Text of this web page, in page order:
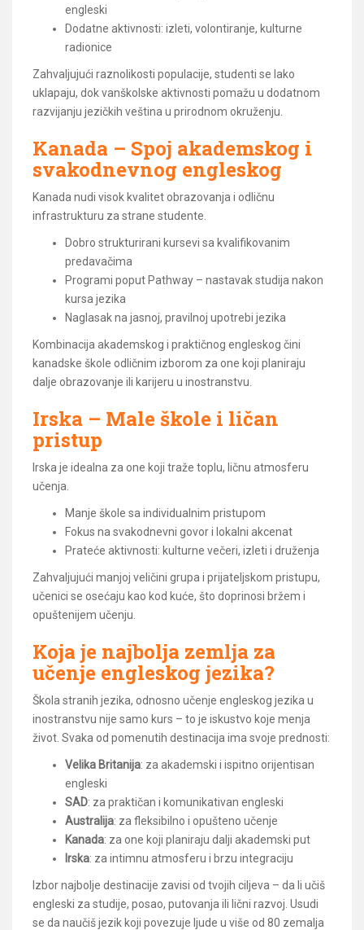
engleski
Dodatne aktivnosti: izleti, volontiranje, kulturne
radionice
Zahvaljujući raznolikosti populacije, studenti se lako
uklapaju, dok vanškolske aktivnosti pomažu u dodatnom
razvijanju jezičkih veština u prirodnom okruženju.
Kanada – Spoj akademskog i
svakodnevnog engleskog
Kanada nudi visok kvalitet obrazovanja i odličnu
infrastrukturu za strane studente.
Dobro strukturirani kursevi sa kvalifikovanim
predavačima
Programi poput Pathway – nastavak studija nakon
kursa jezika
Naglasak na jasnoj, pravilnoj upotrebi jezika
Kombinacija akademskog i praktičnog engleskog čini
kanadske škole odličnim izborom za one koji planiraju
dalje obrazovanje ili karijeru u inostranstvu.
Irska – Male škole i ličan
pristup
Irska je idealna za one koji traže toplu, ličnu atmosferu
učenja.
Manje škole sa individualnim pristupom
Fokus na svakodnevni govor i lokalni akcenat
Prateće aktivnosti: kulturne večeri, izleti i druženja
Zahvaljujući manjoj veličini grupa i prijateljskom pristupu,
učenici se osećaju kao kod kuće, što doprinosi bržem i
opuštenijem učenju.
Koja je najbolja zemlja za
učenje engleskog jezika?
Škola stranih jezika, odnosno učenje engleskog jezika u
inostranstvu nije samo kurs – to je iskustvo koje menja
život. Svaka od pomenutih destinacija ima svoje prednosti:
Velika Britanija: za akademski i ispitno orijentisan
engleski
SAD: za praktičan i komunikativan engleski
Australija: za fleksibilno i opušteno učenje
Kanada: za one koji planiraju dalji akademski put
Irska: za intimnu atmosferu i brzu integraciju
Izbor najbolje destinacije zavisi od tvojih ciljeva – da li učiš
engleski za studije, posao, putovanja ili lični razvoj. Usudi
se da naučiš jezik koji povezuje ljude u više od 80 zemalja